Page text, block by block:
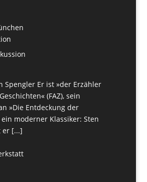
Spengler Er ist »der Erzähler
(FAZ), sein
»Die Entdeckung der
moderner Klassiker: Sten
er [...]